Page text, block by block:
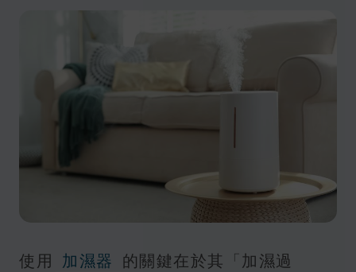
使用 加濕器 的關鍵在於其「加濕過